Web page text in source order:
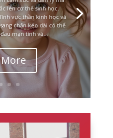
lên cơ thể sinh học.
vực thần kinh học và
chấn kéo dài có thể
mạn tính và...
More